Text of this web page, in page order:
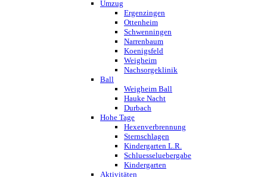
Umzug
Ergenzingen
Ottenheim
Schwenningen
Narrenbaum
Koenigsfeld
Weigheim
Nachsorgeklinik
Ball
Weigheim Ball
Hauke Nacht
Durbach
Hohe Tage
Hexenverbrennung
Sternschlagen
Kindergarten L.R.
Schluesseluebergabe
Kindergarten
Aktivitäten